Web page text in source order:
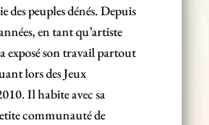
des peuples dénés. Depuis
en tant qu’artiste
exposé son travail partout
lors des Jeux
Il habite avec sa
communauté de